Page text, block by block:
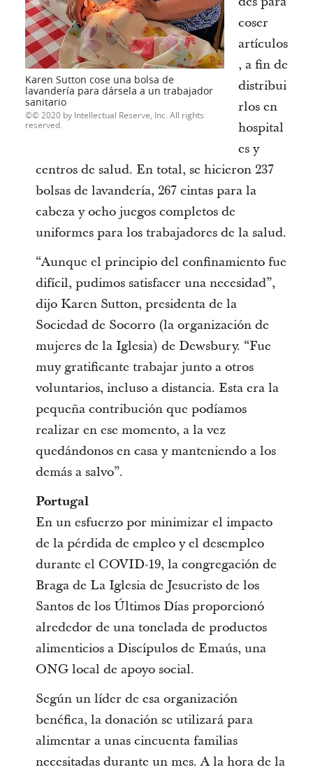
Karen Sutton cose una bolsa de
lavandería para dársela a un trabajador
sanitario
© 2020 by Intellectual Reserve, Inc. All rights
reserved.
coser
artículos
, a fin de
distribui
rlos en
hospital
es y
centros de salud. En total, se hicieron 237
bolsas de lavandería, 267 cintas para la
cabeza y ocho juegos completos de
uniformes para los trabajadores de la salud.
“Aunque el principio del confinamiento fue
difícil, pudimos satisfacer una necesidad”,
dijo Karen Sutton, presidenta de la
Sociedad de Socorro (la organización de
mujeres de la Iglesia) de Dewsbury. “Fue
muy gratificante trabajar junto a otros
voluntarios, incluso a distancia. Esta era la
pequeña contribución que podíamos
realizar en ese momento, a la vez
quedándonos en casa y manteniendo a los
demás a salvo”.
Portugal
En un esfuerzo por minimizar el impacto
de la pérdida de empleo y el desempleo
durante el COVID-19, la congregación de
Braga de La Iglesia de Jesucristo de los
Santos de los Últimos Días proporcionó
alrededor de una tonelada de productos
alimenticios a Discípulos de Emaús, una
ONG local de apoyo social.
Según un líder de esa organización
benéfica, la donación se utilizará para
alimentar a unas cincuenta familias
necesitadas durante un mes. A la hora de la